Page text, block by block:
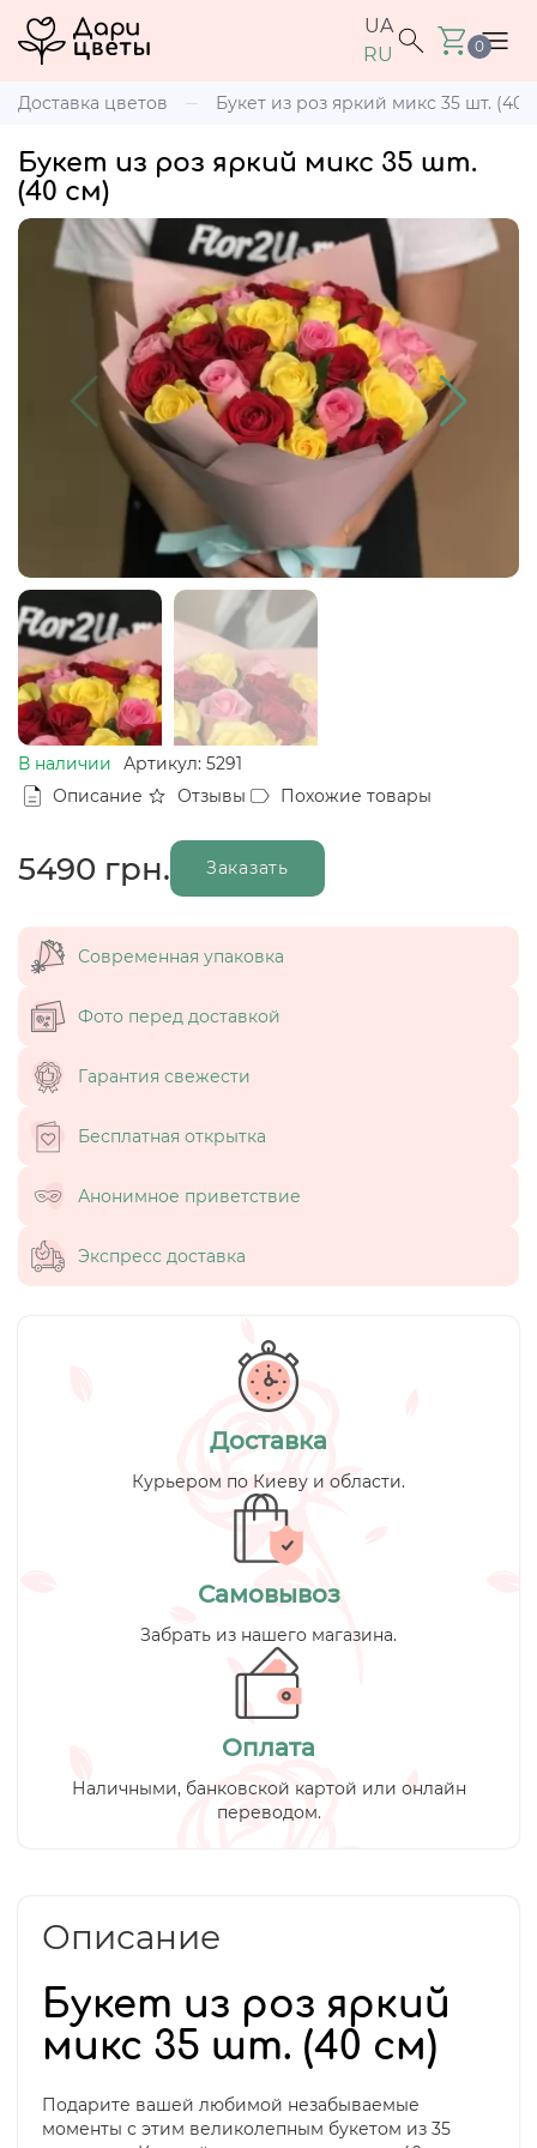
UA
RU
0
Доставка цветов Букет из роз яркий микс 35 шт. (40
Букет из роз яркий микс 35 шт.
(40 см)
В наличии
Артикул: 5291
Описание
Отзывы Похожие товары
5490 грн. Заказать
Современная упаковка
Фото перед доставкой
Гарантия свежести
Бесплатная открытка
Анонимное приветствие
Экспресс доставка
Доставка
Курьером по Киеву и области.
Самовывоз
Забрать из нашего магазина.
Оплата
Наличными, банковской картой или онлайн
переводом.
Описание
Букет из роз яркий
микс 35 шт. (40 см)
Подарите вашей любимой незабываемые
моменты с этим великолепным букетом из 35